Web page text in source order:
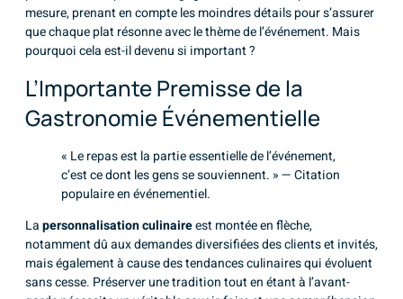
mesure, prenant en compte les moindres détails pour s’assurer
que chaque plat résonne avec le thème de l’événement. Mais
pourquoi cela est-il devenu si important ?
L’Importante Premisse de la
Gastronomie Événementielle
« Le repas est la partie essentielle de l’événement,
c’est ce dont les gens se souviennent. » — Citation
populaire en événementiel.
Lapersonnalisation culinaireest montée en flèche,
notamment dû aux demandes diversifiées des clients et invités,
mais également à cause des tendances culinaires qui évoluent
sans cesse. Préserver une tradition tout en étant à l’avant-